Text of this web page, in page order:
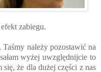
zabiegu.
Taśmy należy pozostawić na
wyżej uwzględnijcie to
że dla dużej części z nas